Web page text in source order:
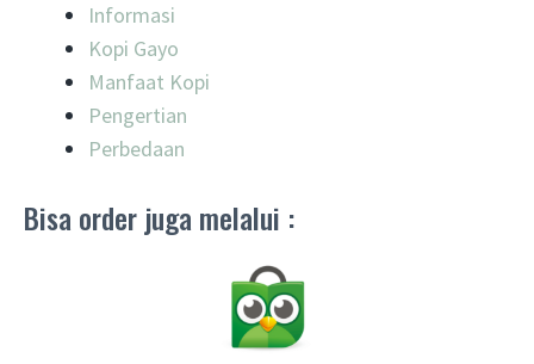
Informasi
Kopi Gayo
Manfaat Kopi
Pengertian
Perbedaan
Bisa order juga melalui :